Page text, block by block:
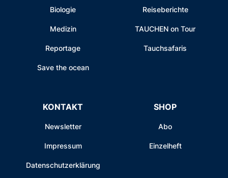
Biologie
Medizin
Reportage
Save the ocean
Reiseberichte
TAUCHEN on Tour
Tauchsafaris
KONTAKT
Newsletter
Impressum
Datenschutzerklärung
SHOP
Abo
Einzelheft